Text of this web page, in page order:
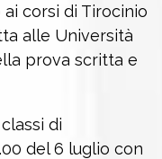
corsi di Tirocinio
alle Università
prova scritta e
di
del 6 luglio con